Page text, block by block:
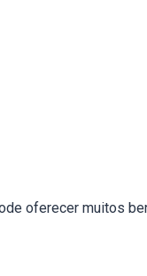
oferecer muitos